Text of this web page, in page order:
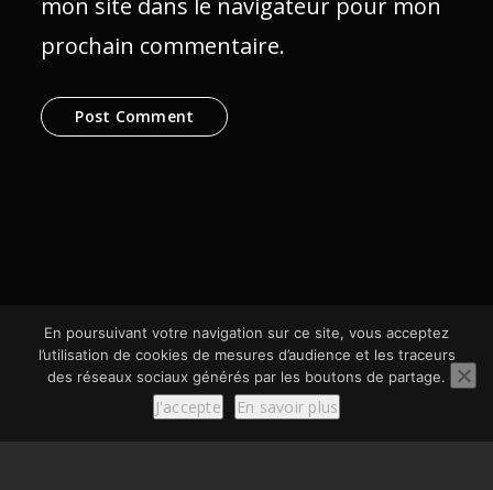
mon site dans le navigateur pour mon
prochain commentaire.
© SCom Multimédia 2024
En poursuivant votre navigation sur ce site, vous acceptez
l’utilisation de cookies de mesures d’audience et les traceurs
des réseaux sociaux générés par les boutons de partage.
J'accepte En savoir plus